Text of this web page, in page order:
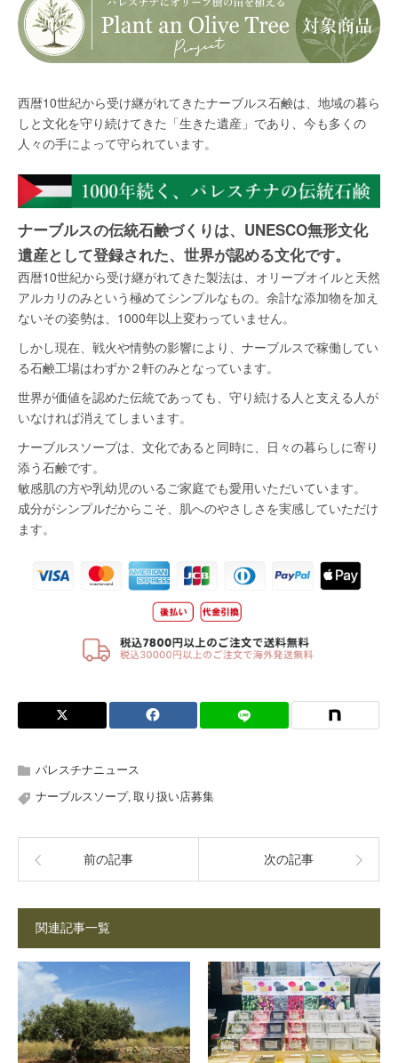
パレスチナニュース
ナーブルスソープ, 取り扱い店募集
前の記事 次の記事
関連記事一覧